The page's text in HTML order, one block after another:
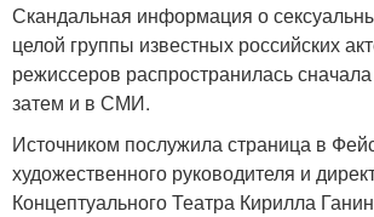
Скандальная информация о
целой группы известных российских
режиссеров распространилась
затем и в СМИ.
Источником послужила страница в
художественного руководителя и
Концептуального Театра Кирилла